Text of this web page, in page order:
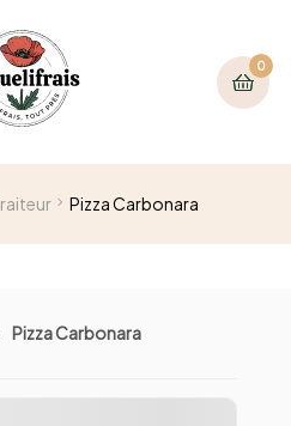
0
Pizza Carbonara
Pizza Carbonara